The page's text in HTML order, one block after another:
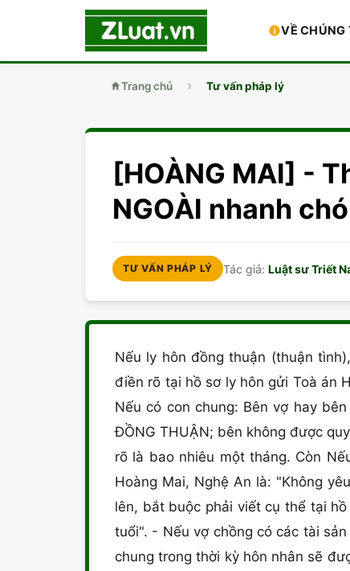
VỀ CHÚNG
Trang chủ Tư vấn pháp lý
[HOÀNG MAI] -
NGOÀI nhanh
TƯ VẤN PHÁP LÝ Tác giả:Luật sư Triết
Nếu ly hôn đồng thuận (thuận
điền rõ tại hồ sơ ly hôn gửi Toà án
Nếu có con chung: Bên vợ hay
ĐỒNG THUẬN; bên không được
rõ là bao nhiêu một tháng. Còn
Hoàng Mai, Nghệ An là: "Không
lên, bắt buộc phải viết cụ thể tại
tuổi". - Nếu vợ chồng có các tài
chung trong thời kỳ hôn nhân sẽ